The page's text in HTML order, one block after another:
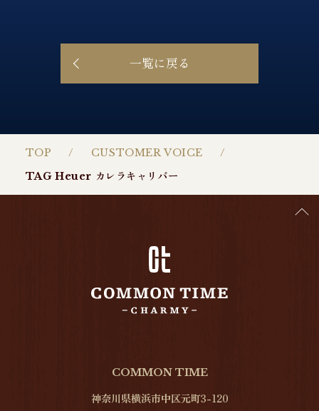
TOP
CUSTOMER VOICE
TAG Heuer カレラキャリバー
一覧に戻る
COMMON TIME
神奈川県横浜市中区元町3-120